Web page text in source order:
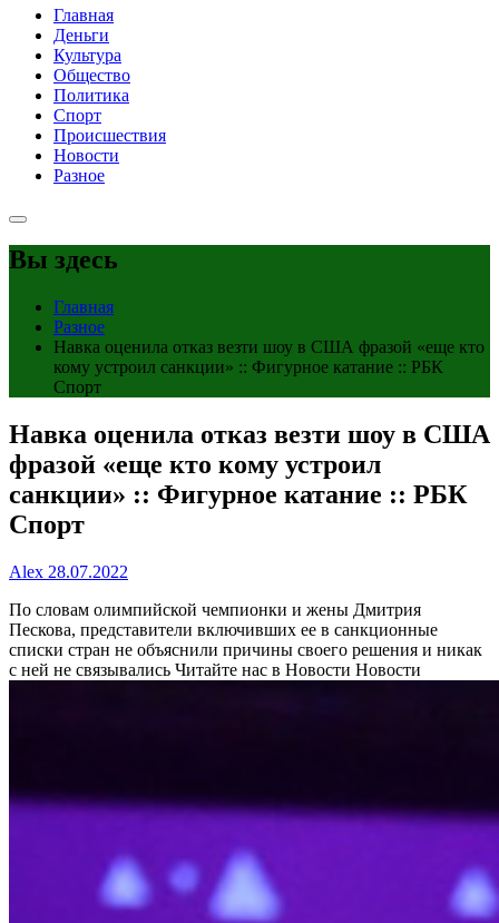
Главная
Деньги
Культура
Общество
Политика
Спорт
Происшествия
Новости
Разное
Вы здесь
Главная
Разное
Навка оценила отказ везти шоу в США фразой «еще кто
кому устроил санкции» :: Фигурное катание :: РБК
Спорт
Навка оценила отказ везти шоу в США
фразой «еще кто кому устроил
санкции» :: Фигурное катание :: РБК
Спорт
Alex 28.07.2022
По словам олимпийской чемпионки и жены Дмитрия
Пескова, представители включивших ее в санкционные
списки стран не объяснили причины своего решения и никак
с ней не связывались Читайте нас в Новости Новости